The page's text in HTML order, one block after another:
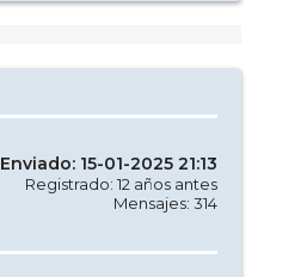
Enviado: 15-01-2025 21:13
Registrado: 12 años antes
Mensajes: 314